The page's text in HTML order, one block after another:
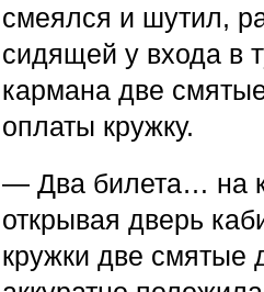
смеялся и шутил,
сидящей у входа в
кармана две
оплаты кружку.
— Два билета… на
открывая дверь
кружки две смятые